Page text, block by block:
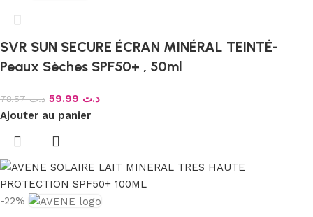
SVR SUN SECURE ÉCRAN MINÉRAL TEINTÉ-
Peaux Sèches SPF50+ , 50ml
د.ت78.57 د.ت
Ajouter au panier
-22%